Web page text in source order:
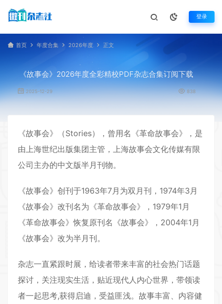
登录
首页 年度合集 2026年度 正文
《故事会》2026年度全彩精校PDF杂志合集订阅下载
2025-12-29 838
《故事会》（Stories），曾用名《革命故事会》，是
由上海世纪出版集团主管， 上海故事会文化传媒有限
公司主办的中文版半月刊物。
《故事会》创刊于1963年7月为双月刊，1974年3月
《故事会》改刊名为《革命故事会》，1979年1月
《革命故事会》恢复原刊名《故事会》，2004年1月
《故事会》改为半月刊。
杂志一直紧跟时展，给读者带来丰富的社会热门话题
探讨，关注现实生活，贴近现代人内心世界，带领读
者一起思考,获得启迪，受益匪浅。故事丰富、内容健